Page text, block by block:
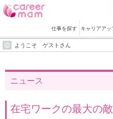
仕事を探す キャリアアッ
ようこそ ゲストさん
ニュース
在宅ワークの最大の